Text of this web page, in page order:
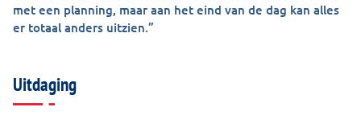
met een planning, maar aan het eind van de dag kan alles
er totaal anders uitzien.”
Uitdaging